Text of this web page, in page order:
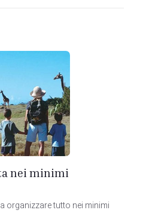
nei minimi
organizzare tutto nei minimi